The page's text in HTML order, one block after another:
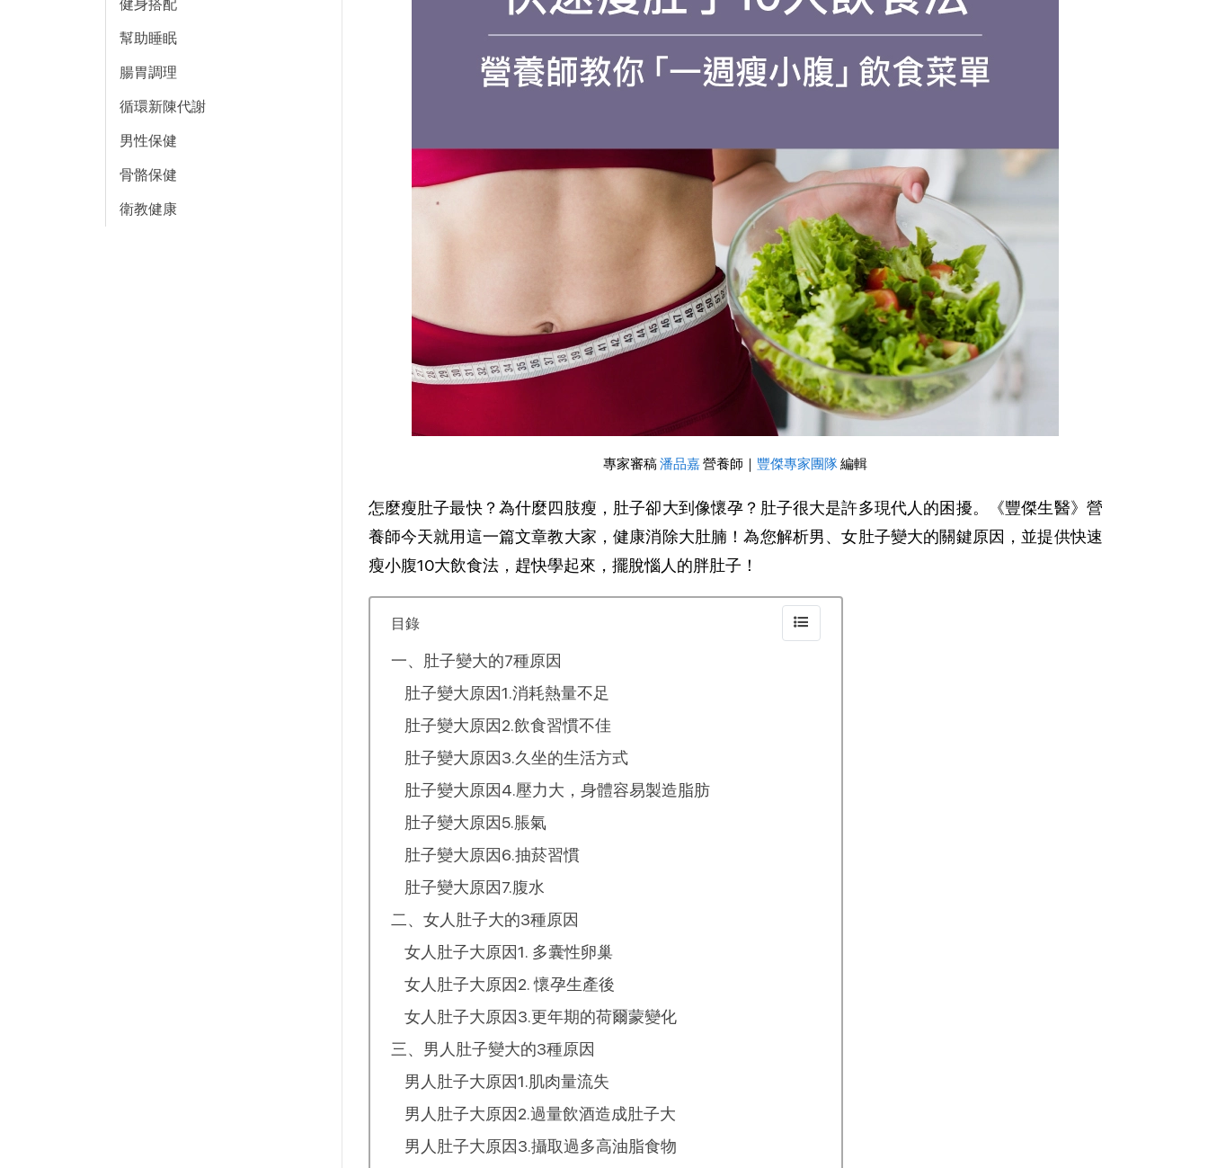
健身搭配
幫助睡眠
腸胃調理
循環新陳代謝
男性保健
骨骼保健
衛教健康
專家審稿潘品嘉 營養師｜ 豐傑專家團隊 編輯
怎麼瘦肚子最快？為什麼四肢瘦，肚子卻大到像懷孕？肚子很大是許多現代人的困擾。《豐傑生醫》營
養師今天就用這一篇文章教大家，健康消除大肚腩！為您解析男、女肚子變大的關鍵原因，並提供快速
瘦小腹10大飲食法，趕快學起來，擺脫惱人的胖肚子！
目錄
一、肚子變大的7種原因
肚子變大原因1.消耗熱量不足
肚子變大原因2.飲食習慣不佳
肚子變大原因3.久坐的生活方式
肚子變大原因4.壓力大，身體容易製造脂肪
肚子變大原因5.脹氣
肚子變大原因6.抽菸習慣
肚子變大原因7.腹水
二、女人肚子大的3種原因
女人肚子大原因1. 多囊性卵巢
女人肚子大原因2. 懷孕生產後
女人肚子大原因3.更年期的荷爾蒙變化
三、男人肚子變大的3種原因
男人肚子大原因1.肌肉量流失
男人肚子大原因2.過量飲酒造成肚子大
男人肚子大原因3.攝取過多高油脂食物